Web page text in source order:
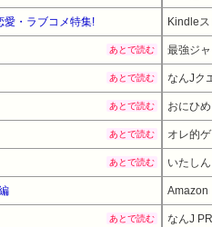
愛・ラブコメ特集! Kindleス
あとで読む 最強ジ
あとで読む なんJク
あとで読む おにひ
あとで読む オレ的
あとで読む いたしん
Amazon
あとで読む なんJ